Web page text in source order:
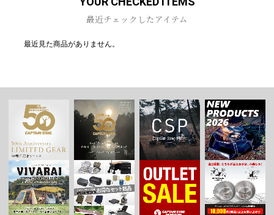
最近チェックしたアイテム
最近見た商品がありません。